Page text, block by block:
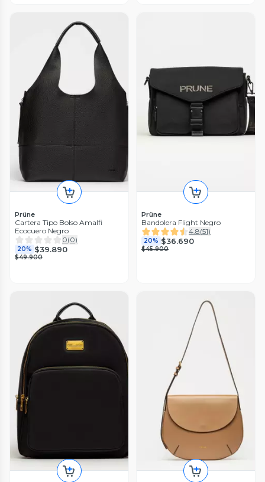
Prüne
Cartera Tipo Bolso Amalfi
Ecocuero Negro
0(0)
20% $39.890
$49.900
Prüne
Bandolera Flight Negro
4.8(51)
20% $36.690
$45.900